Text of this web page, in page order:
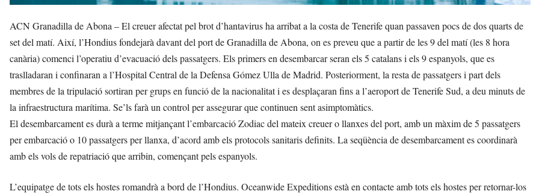
ACN Granadilla de Abona – El creuer afectat pel brot d’hantavirus ha arribat a la costa de Tenerife quan passaven pocs de dos quarts de
set del matí. Així, l’Hondius fondejarà davant del port de Granadilla de Abona, on es preveu que a partir de les 9 del matí (les 8 hora
canària) comenci l’operatiu d’evacuació dels passatgers. Els primers en desembarcar seran els 5 catalans i els 9 espanyols, que es
traslladaran i confinaran a l’Hospital Central de la Defensa Gómez Ulla de Madrid. Posteriorment, la resta de passatgers i part dels
membres de la tripulació sortiran per grups en funció de la nacionalitat i es desplaçaran fins a l’aeroport de Tenerife Sud, a deu minuts de
la infraestructura marítima. Se’ls farà un control per assegurar que continuen sent asimptomàtics.
El desembarcament es durà a terme mitjançant l’embarcació Zodiac del mateix creuer o llanxes del port, amb un màxim de 5 passatgers
per embarcació o 10 passatgers per llanxa, d’acord amb els protocols sanitaris definits. La seqüència de desembarcament es coordinarà
amb els vols de repatriació que arribin, començant pels espanyols.
L’equipatge de tots els hostes romandrà a bord de l’Hondius. Oceanwide Expeditions està en contacte amb tots els hostes per retornar-los